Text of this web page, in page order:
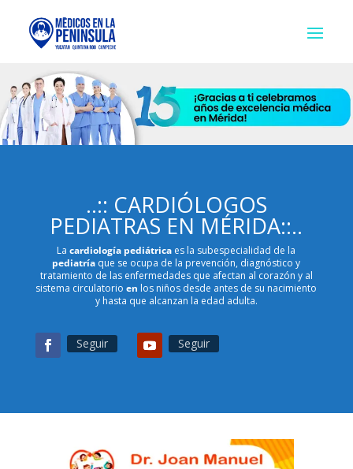
..:: CARDIÓLOGOS
PEDIATRAS EN MÉRIDA::..
Lacardiología pediátrica es la subespecialidad de la
pediatría que se ocupa de la prevención, diagnóstico y
tratamiento de las enfermedades que afectan al corazón y al
sistema circulatorioen los niños desde antes de su nacimiento
y hasta que alcanzan la edad adulta.
Seguir Seguir